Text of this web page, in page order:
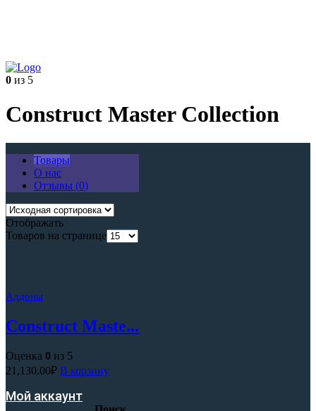
0 из 5
Construct Master Collection
Товары
О нас
Отзывы (0)
Отображать
Товаров на странице
Аддоны
Construct Maste...
Оценка 0 из 5
21,130.00₽ В корзину
Мой аккаунт